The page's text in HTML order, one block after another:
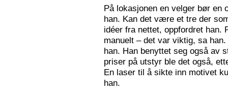
På lokasjonen en velger bør en
han. Kan det være et tre der
idéer fra nettet, oppfordret han.
manuelt – det var viktig, sa
han. Han benyttet seg også av
priser på utstyr ble det også,
En laser til å sikte inn motivet
han.